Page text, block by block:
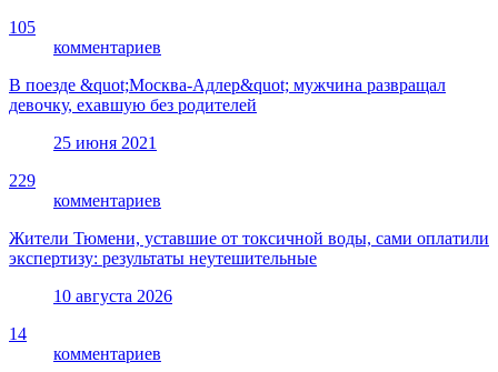
105
комментариев
В поезде &quot;Москва-Адлер&quot; мужчина развращал
девочку, ехавшую без родителей
25 июня 2021
229
комментариев
Жители Тюмени, уставшие от токсичной воды, сами оплатили
экспертизу: результаты неутешительные
10 августа 2026
14
комментариев